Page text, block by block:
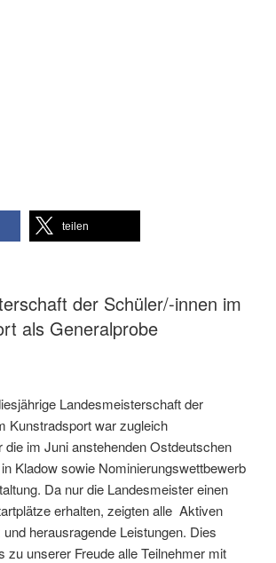
teilen
der Schüler/-innen im
als Generalprobe
Landesmeisterschaft der
Kunstradsport war zugleich
die im Juni anstehenden Ostdeutschen
Kladow sowie Nominierungswettbewerb
Da nur die Landesmeister einen
erhalten, zeigten alle Aktiven
herausragende Leistungen. Dies
zu unserer Freude alle Teilnehmer mit